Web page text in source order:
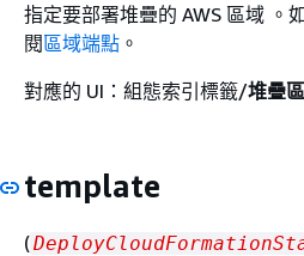
指定要部署堆疊的 AWS 區域 。
閱區域端點 。
對應的 UI：組態索引標籤/堆疊
template
(